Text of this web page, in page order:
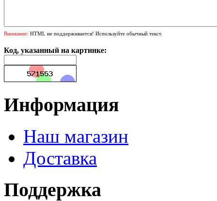
Внимание: HTML не поддерживается! Используйте обычный текст.
Код, указанный на картинке:
Информация
Наш магазин
Доставка
Поддержка